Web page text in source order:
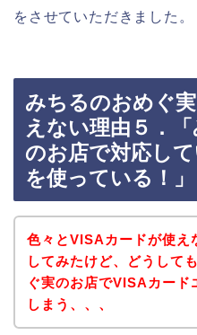
をさせていただきました。
みちるのおめぐ
えない理由５．
のお店で対応し
を使っている！」
色々とVISAカードが使え
してみたけど、どうして
ぐ実のお店でVISAカード
しまう、、、